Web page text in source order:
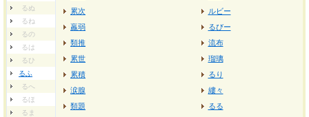
るぬ
るね
るの
るは
るひ
るふ
るへ
るほ
るま
累次
羸弱
類推
累世
累積
涙腺
類題
ルビー
るびー
流布
瑠璃
るり
縷々
るる